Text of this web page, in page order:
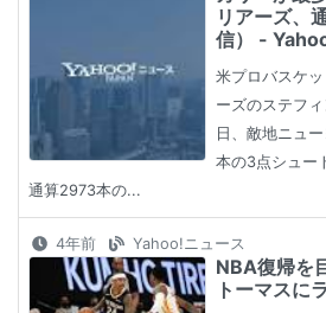
リアーズ、
信） -
米プロバスケ
ーズのステフ
日、敵地ニュ
本の3点シュー
通算2973本の...
4年前 Yahoo!ニュース
NBA復帰を
トーマスに